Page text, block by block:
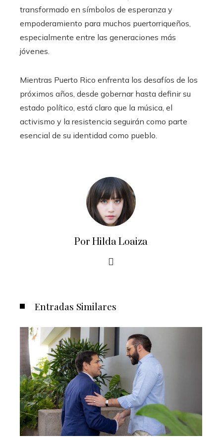
transformado en símbolos de esperanza y
empoderamiento para muchos puertorriqueños,
especialmente entre las generaciones más
jóvenes.
Mientras Puerto Rico enfrenta los desafíos de los
próximos años, desde gobernar hasta definir su
estado político, está claro que la música, el
activismo y la resistencia seguirán como parte
esencial de su identidad como pueblo.
Por Hilda Loaiza
Entradas Similares